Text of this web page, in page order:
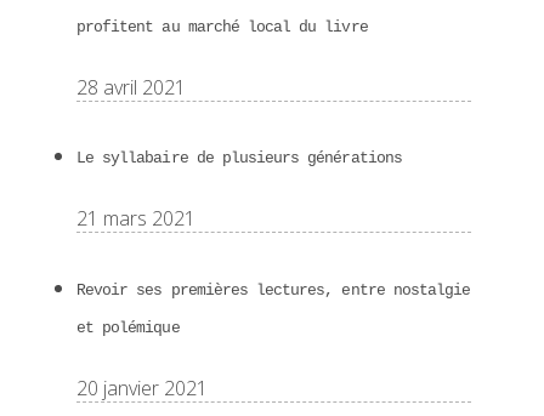
profitent au marché local du livre
28 avril 2021
Le syllabaire de plusieurs générations
21 mars 2021
Revoir ses premières lectures, entre nostalgie
et polémique
20 janvier 2021